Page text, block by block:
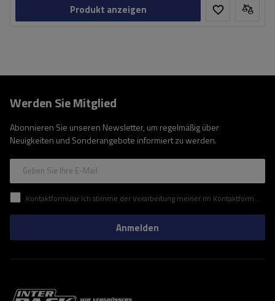
Produkt anzeigen
Werden Sie Mitglied
Abonnieren Sie unseren Newsletter, um regelmäßig über
Neuigkeiten und Sonderangebote informiert zu werden.
Geben Sie Ihre E-Mail
Kontaktformular Ich stimme der Verarbeitung meiner im Kontaktformular enthaltenen personenbezogenen Daten gemäß der Verordnung (EU) des Europäischen Parlaments und des Rates zu.
Anmelden